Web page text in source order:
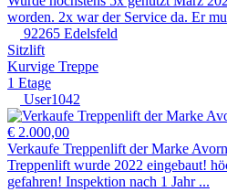
worden. 2x war der Service da. Er
92265 Edelsfeld
Sitzlift
Kurvige Treppe
1 Etage
User1042
€ 2.000,00
Verkaufe Treppenlift der Marke Avorn
Treppenlift wurde 2022 eingebaut!
gefahren! Inspektion nach 1 Jahr ...